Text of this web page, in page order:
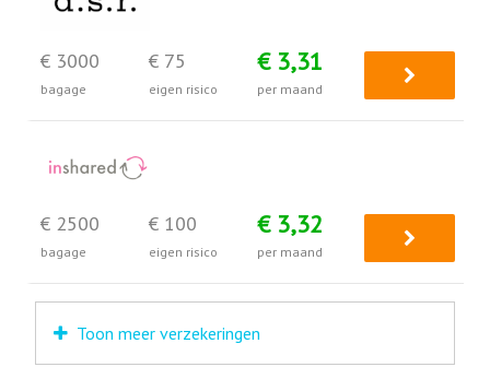
€ 3000
bagage
€ 75
eigen risico
€ 3,31
per maand
€ 2500
bagage
€ 100
eigen risico
€ 3,32
per maand
Toon meer verzekeringen